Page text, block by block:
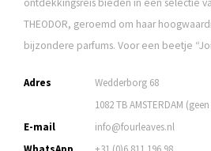
THEODOR, geroemd om haar
bijzondere parfums. Voor een beetje
Adres
Wedderborg 68
1082 TB AMSTERDAM
E-mail
info@fourleaves.nl